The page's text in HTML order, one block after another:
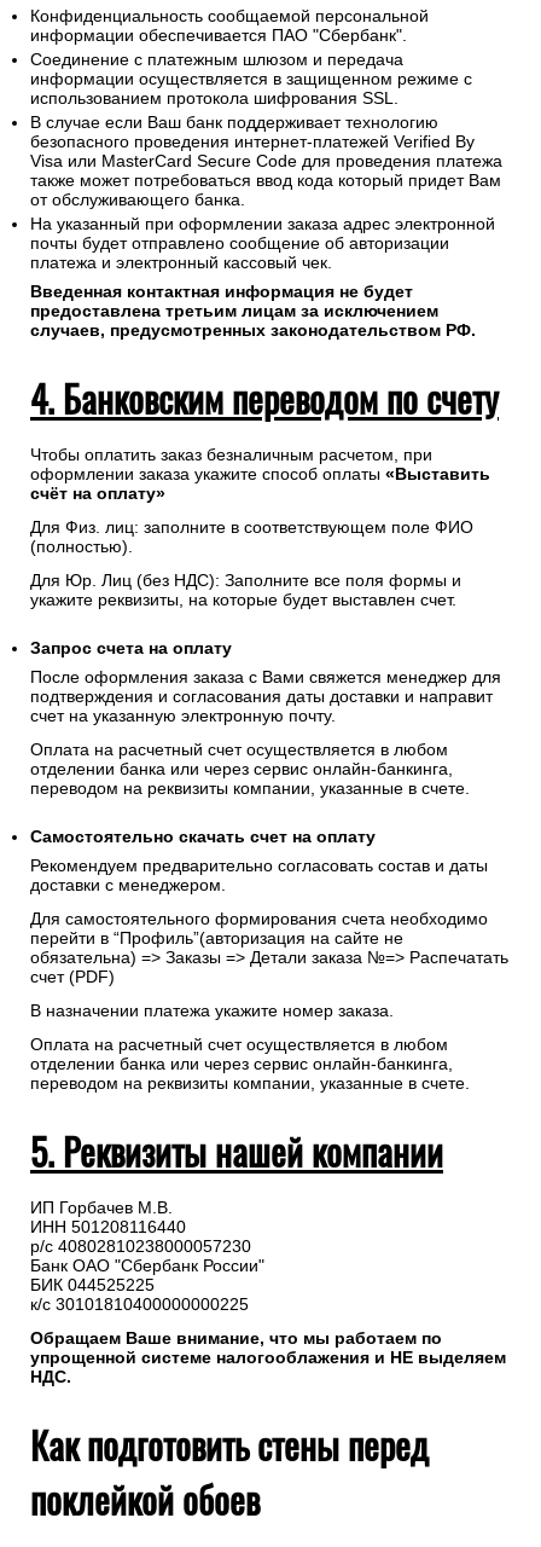
Конфиденциальность сообщаемой персональной
информации обеспечивается ПАО "Сбербанк".
Соединение с платежным шлюзом и передача
информации осуществляется в защищенном режиме с
использованием протокола шифрования SSL.
В случае если Ваш банк поддерживает технологию
безопасного проведения интернет-платежей Verified By
Visa или MasterCard Secure Code для проведения платежа
также может потребоваться ввод кода который придет Вам
от обслуживающего банка.
На указанный при оформлении заказа адрес электронной
почты будет отправлено сообщение об авторизации
платежа и электронный кассовый чек.
Введенная контактная информация не будет
предоставлена третьим лицам за исключением
случаев, предусмотренных законодательством РФ.
4. Банковским переводом по счету
Чтобы оплатить заказ безналичным расчетом, при
оформлении заказа укажите способ оплаты «Выставить
счёт на оплату»
Для Физ. лиц: заполните в соответствующем поле ФИО
(полностью).
Для Юр. Лиц (без НДС): Заполните все поля формы и
укажите реквизиты, на которые будет выставлен счет.
Запрос счета на оплату
После оформления заказа с Вами свяжется менеджер для
подтверждения и согласования даты доставки и направит
счет на указанную электронную почту.
Оплата на расчетный счет осуществляется в любом
отделении банка или через сервис онлайн-банкинга,
переводом на реквизиты компании, указанные в счете.
Самостоятельно скачать счет на оплату
Рекомендуем предварительно согласовать состав и даты
доставки с менеджером.
Для самостоятельного формирования счета необходимо
перейти в “Профиль”(авторизация на сайте не
обязательна) => Заказы => Детали заказа №=> Распечатать
счет (PDF)
В назначении платежа укажите номер заказа.
Оплата на расчетный счет осуществляется в любом
отделении банка или через сервис онлайн-банкинга,
переводом на реквизиты компании, указанные в счете.
5. Реквизиты нашей компании
ИП Горбачев М.В.
ИНН 501208116440
р/с 40802810238000057230
Банк ОАО "Сбербанк России"
БИК 044525225
к/с 30101810400000000225
Обращаем Ваше внимание, что мы работаем по
упрощенной системе налогооблажения и НЕ выделяем
НДС.
Как подготовить стены перед
поклейкой обоев